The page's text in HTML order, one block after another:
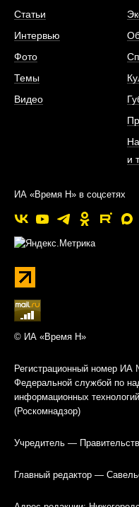
Статьи
Интервью
Фото
Темы
Видео
и
ИА «Время Н» в соцсетях
© ИА «Время Н»
Регистрационный номер
Федеральной службой по
информационных
(Роскомнадзор)
Учредитель —
Главный редактор —